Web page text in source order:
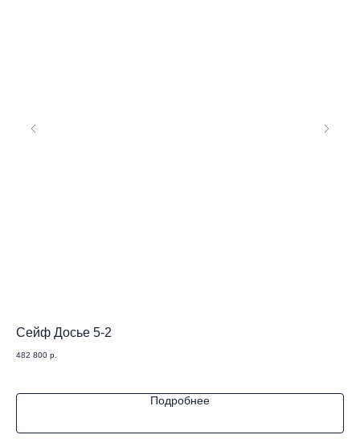
Сейф Досье 5-2
482 800 р.
Подробнее